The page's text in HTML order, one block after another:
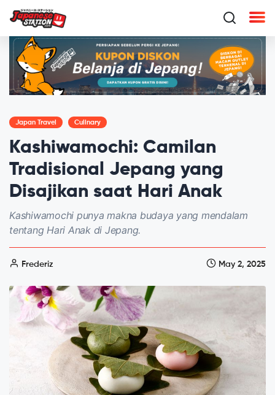
Japan Travel Culinary
Kashiwamochi: Camilan
Tradisional Jepang yang
Disajikan saat Hari Anak
Kashiwamochi punya makna budaya yang mendalam
tentang Hari Anak di Jepang.
Frederiz May 2, 2025